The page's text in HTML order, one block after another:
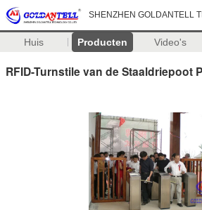
SHENZHEN GOLDANTELL
Huis Producten Video's
RFID-Turnstile van de Staaldriepoot